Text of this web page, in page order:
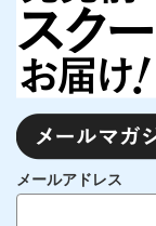
メールアドレス